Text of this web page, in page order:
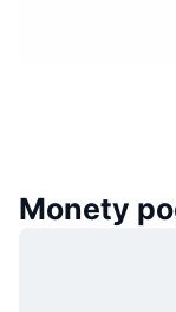
Monety